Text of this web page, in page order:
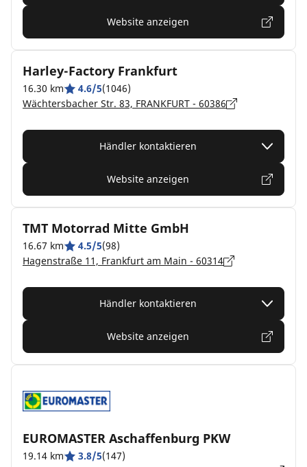
Website anzeigen
Harley-Factory Frankfurt
16.30 km 4.6/5(1046)
Wächtersbacher Str. 83, FRANKFURT - 60386
Händler kontaktieren
Website anzeigen
TMT Motorrad Mitte GmbH
16.67 km 4.5/5(98)
Hagenstraße 11, Frankfurt am Main - 60314
Händler kontaktieren
Website anzeigen
EUROMASTER Aschaffenburg PKW
19.14 km 3.8/5(147)